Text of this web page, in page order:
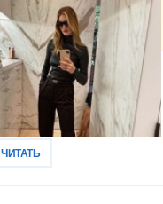
ЧИТАТЬ